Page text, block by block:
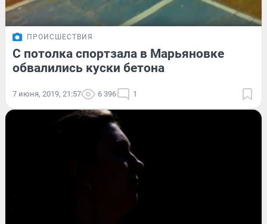
ПРОИСШЕСТВИЯ
С потолка спортзала в Марьяновке
обвалились куски бетона
7 июня, 2019, 21:57 6 396 1